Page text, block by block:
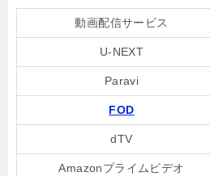
動画配信サービス
U-NEXT
Paravi
FOD
dTV
Amazonプライムビデオ